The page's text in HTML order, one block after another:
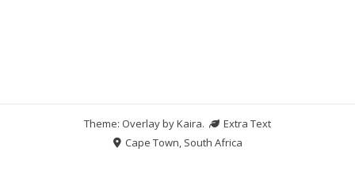
Theme: Overlay byKaira.
Extra Text
Cape Town, South Africa